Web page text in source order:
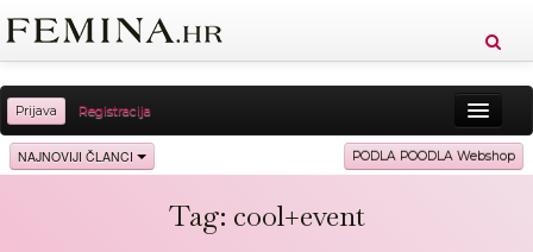
Prijava Registracija
Sreća Zdravlje Vitkost
Ljubav
NAJNOVIJI ČLANCI PODLA POODLA Webshop
Tag: cool+event